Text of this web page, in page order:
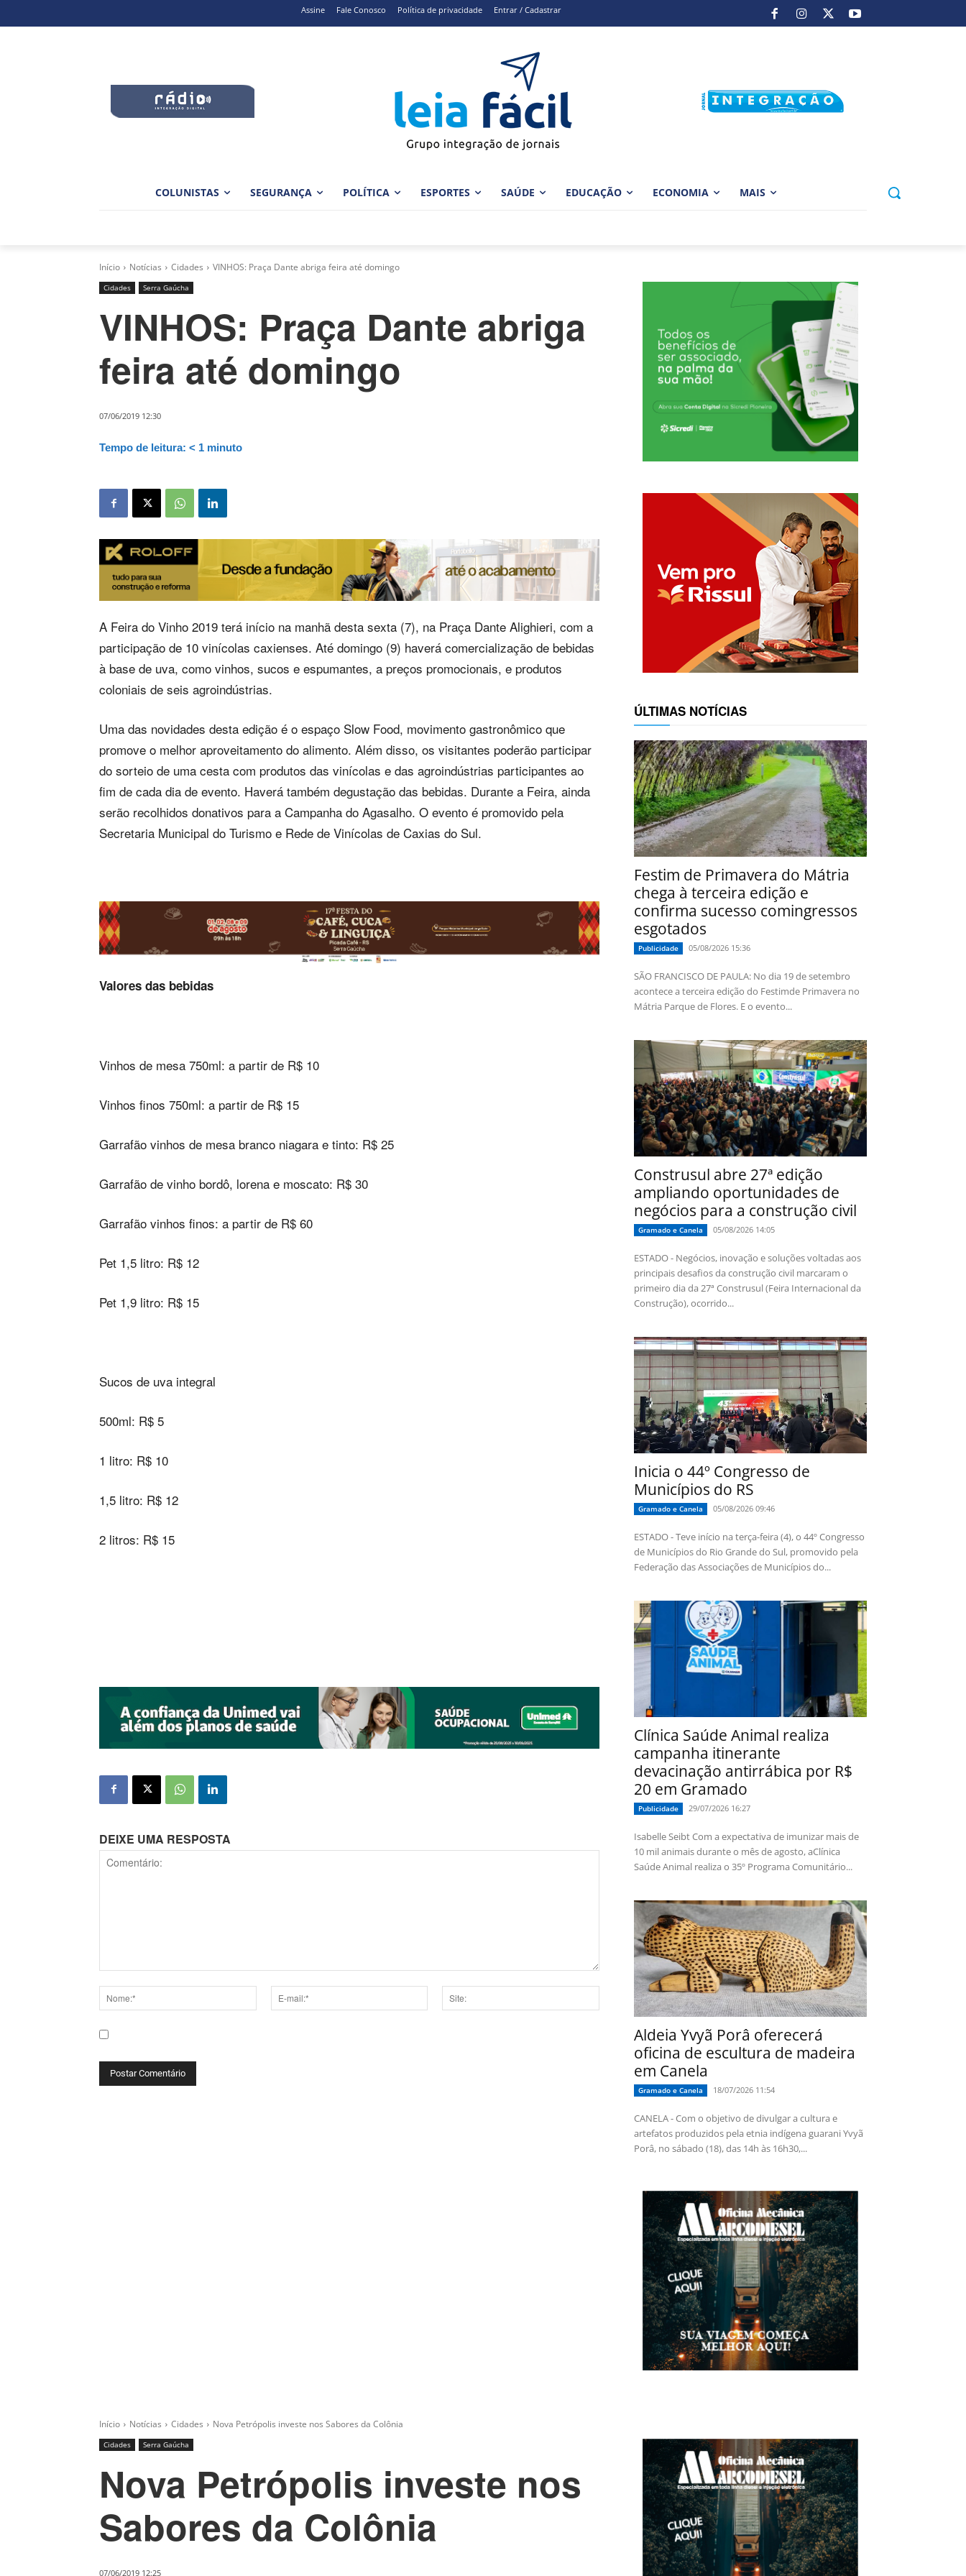
Assine Fale Conosco Política de privacidade Entrar / Cadastrar
COLUNISTAS SEGURANÇA POLÍTICA ESPORTES SAÚDE EDUCAÇÃO ECONOMIA MAIS
Início Notícias Cidades VINHOS: Praça Dante abriga feira até domingo
Cidades Serra Gaúcha
VINHOS: Praça Dante abriga
feira até domingo
07/06/2019 12:30
Tempo de leitura: < 1 minuto
A Feira do Vinho 2019 terá início na manhã desta sexta (7), na Praça Dante Alighieri, com a
participação de 10 vinícolas caxienses. Até domingo (9) haverá comercialização de bebidas
à base de uva, como vinhos, sucos e espumantes, a preços promocionais, e produtos
coloniais de seis agroindústrias.
Uma das novidades desta edição é o espaço Slow Food, movimento gastronômico que
promove o melhor aproveitamento do alimento. Além disso, os visitantes poderão participar
do sorteio de uma cesta com produtos das vinícolas e das agroindústrias participantes ao
fim de cada dia de evento. Haverá também degustação das bebidas. Durante a Feira, ainda
serão recolhidos donativos para a Campanha do Agasalho. O evento é promovido pela
Secretaria Municipal do Turismo e Rede de Vinícolas de Caxias do Sul.
Valores das bebidas
Vinhos de mesa 750ml: a partir de R$ 10
Vinhos finos 750ml: a partir de R$ 15
Garrafão vinhos de mesa branco niagara e tinto: R$ 25
Garrafão de vinho bordô, lorena e moscato: R$ 30
Garrafão vinhos finos: a partir de R$ 60
Pet 1,5 litro: R$ 12
Pet 1,9 litro: R$ 15
Sucos de uva integral
500ml: R$ 5
1 litro: R$ 10
1,5 litro: R$ 12
2 litros: R$ 15
DEIXE UMA RESPOSTA
ÚLTIMAS NOTÍCIAS
Festim de Primavera do Mátria
chega à terceira edição e
confirma sucesso comingressos
esgotados
Publicidade 05/08/2026 15:36
SÃO FRANCISCO DE PAULA: No dia 19 de setembro
acontece a terceira edição do Festimde Primavera no
Mátria Parque de Flores. E o evento...
Construsul abre 27ª edição
ampliando oportunidades de
negócios para a construção civil
Gramado e Canela 05/08/2026 14:05
ESTADO - Negócios, inovação e soluções voltadas aos
principais desafios da construção civil marcaram o
primeiro dia da 27ª Construsul (Feira Internacional da
Construção), ocorrido...
Inicia o 44º Congresso de
Municípios do RS
Gramado e Canela 05/08/2026 09:46
ESTADO - Teve início na terça-feira (4), o 44º Congresso
de Municípios do Rio Grande do Sul, promovido pela
Federação das Associações de Municípios do...
Clínica Saúde Animal realiza
campanha itinerante
devacinação antirrábica por R$
20 em Gramado
Publicidade 29/07/2026 16:27
Isabelle Seibt Com a expectativa de imunizar mais de
10 mil animais durante o mês de agosto, aClínica
Saúde Animal realiza o 35º Programa Comunitário...
Aldeia Yvyã Porâ oferecerá
oficina de escultura de madeira
em Canela
Gramado e Canela 18/07/2026 11:54
CANELA - Com o objetivo de divulgar a cultura e
artefatos produzidos pela etnia indígena guarani Yvyã
Porâ, no sábado (18), das 14h às 16h30,...